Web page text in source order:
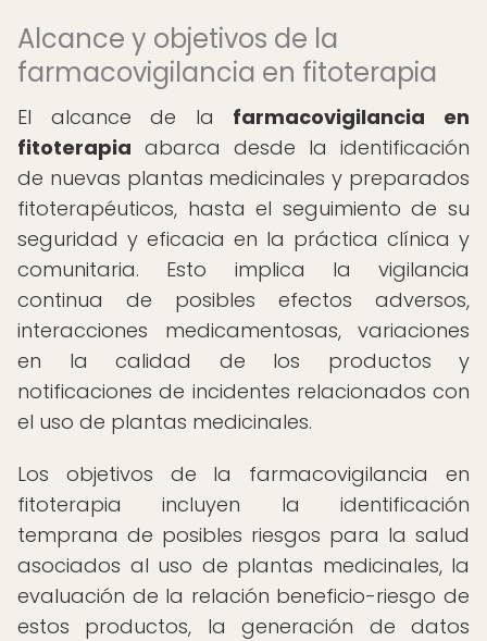
Alcance y objetivos de la
farmacovigilancia en fitoterapia
El alcance de la farmacovigilancia en
fitoterapia abarca desde la identificación
de nuevas plantas medicinales y preparados
fitoterapéuticos, hasta el seguimiento de su
seguridad y eficacia en la práctica clínica y
comunitaria. Esto implica la vigilancia
continua de posibles efectos adversos,
interacciones medicamentosas, variaciones
en la calidad de los productos y
notificaciones de incidentes relacionados con
el uso de plantas medicinales.
Los objetivos de la farmacovigilancia en
fitoterapia incluyen la identificación
temprana de posibles riesgos para la salud
asociados al uso de plantas medicinales, la
evaluación de la relación beneficio-riesgo de
estos productos, la generación de datos